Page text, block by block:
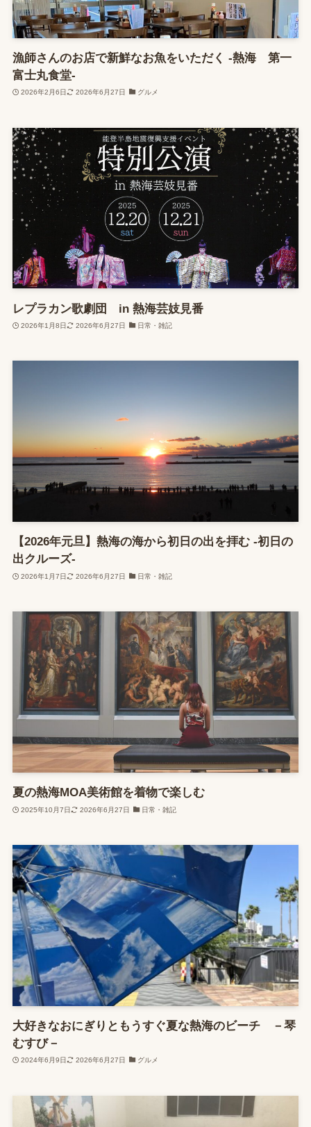
漁師さんのお店で新鮮なお魚をいただく -熱海 第一
富士丸食堂-
2026年2月6日 2026年6月27日 グルメ
レプラカン歌劇団 in 熱海芸妓見番
2026年1月8日 2026年6月27日 日常・雑記
【2026年元旦】熱海の海から初日の出を拝む -初日の
出クルーズ-
2026年1月7日 2026年6月27日 日常・雑記
夏の熱海MOA美術館を着物で楽しむ
2025年10月7日 2026年6月27日 日常・雑記
大好きなおにぎりともうすぐ夏な熱海のビーチ －琴
むすび－
2024年6月9日 2026年6月27日 グルメ